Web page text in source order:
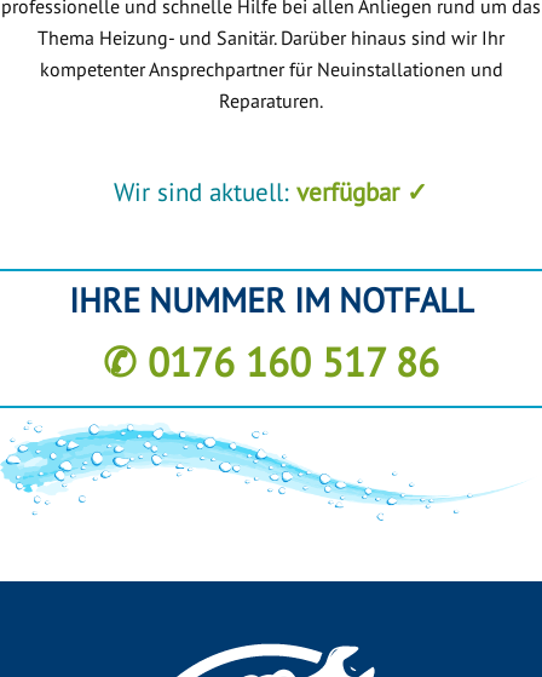
professionelle und schnelle Hilfe bei allen Anliegen rund um das
Thema Heizung- und Sanitär. Darüber hinaus sind wir Ihr
kompetenter Ansprechpartner für Neuinstallationen und
Reparaturen.
Wir sind aktuell: verfügbar ✓
IHRE NUMMER IM NOTFALL
✆ 0176 160 517 86